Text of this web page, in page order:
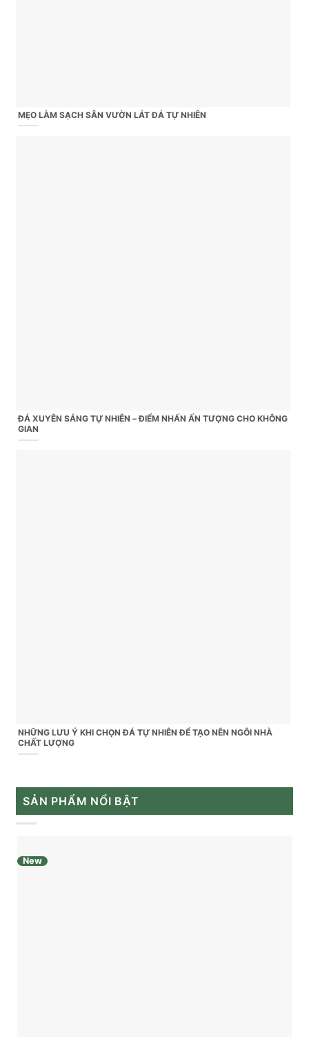
MẸO LÀM SẠCH SÂN VƯỜN LÁT ĐÁ TỰ NHIÊN
ĐÁ XUYÊN SÁNG TỰ NHIÊN – ĐIỂM NHẤN ẤN TƯỢNG CHO KHÔNG
GIAN
NHỮNG LƯU Ý KHI CHỌN ĐÁ TỰ NHIÊN ĐỂ TẠO NÊN NGÔI NHÀ
CHẤT LƯỢNG
SẢN PHẨM NỔI BẬT
New